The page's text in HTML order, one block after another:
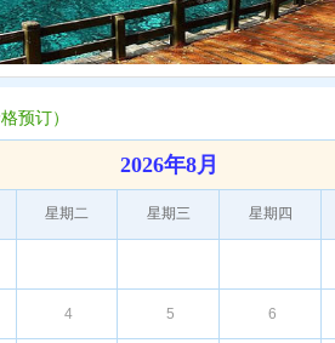
预订）
2026年8月
星期二 星期三 星期四
4 5 6